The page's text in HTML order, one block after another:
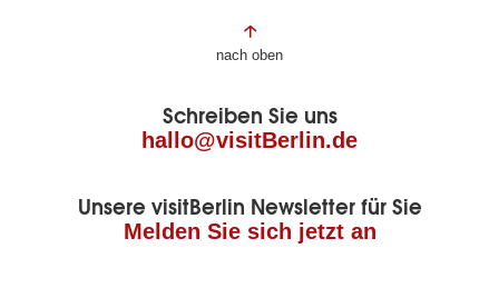
Fußbereich
Seite
nach oben
Schreiben Sie uns
hallo@visitBerlin.de
Unsere visitBerlin Newsletter für Sie
Melden Sie sich jetzt an